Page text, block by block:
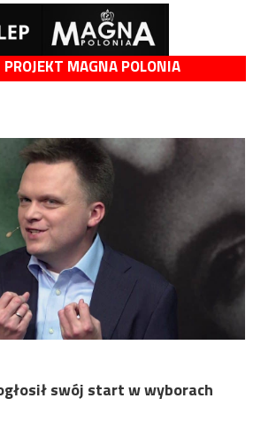
MAGNA POLONIA
swój start w wyborach